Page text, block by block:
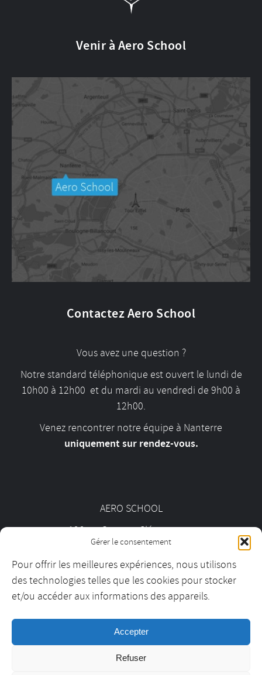
Gérer le consentement
Pour offrir les meilleures expériences, nous utilisons
des technologies telles que les cookies pour stocker
et/ou accéder aux informations des appareils.
Accepter
Refuser
Venir à Aero School
Contactez Aero School
Vous avez une question ?
Notre standard téléphonique est ouvert le lundi de
10h00 à 12h00 et du mardi au vendredi de 9h00 à
12h00.
Venez rencontrer notre équipe à Nanterre
uniquement sur rendez-vous.
AERO SCHOOL
126 av. Georges Clémenceau
01 55 69 19 30
contact@aeroschool.fr